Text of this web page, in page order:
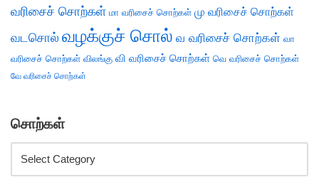
வரிசைச் சொற்கள் மா வரிசைச் சொற்கள் மு வரிசைச் சொற்கள்
வடசொல் வழக்குச் சொல் வ வரிசைச் சொற்கள் வா
வரிசைச் சொற்கள் விலங்கு வி வரிசைச் சொற்கள் வெ வரிசைச் சொற்கள்
வே வரிசைச் சொற்கள்
சொற்கள்